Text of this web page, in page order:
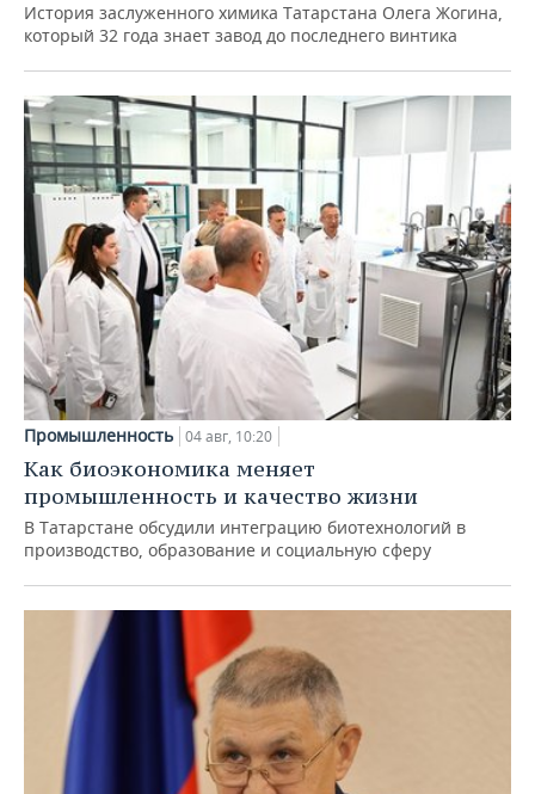
История заслуженного химика Татарстана Олега Жогина,
который 32 года знает завод до последнего винтика
Промышленность 04 авг, 10:20
Как биоэкономика меняет
промышленность и качество жизни
В Татарстане обсудили интеграцию биотехнологий в
производство, образование и социальную сферу